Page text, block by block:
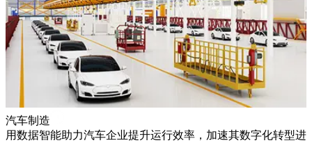
汽车制造
用数据智能助力汽车企业提升运行效率，加速其数字化转型进